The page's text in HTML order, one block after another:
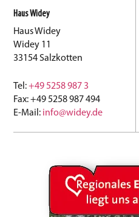
Haus Widey
Haus Widey
Widey 11
33154 Salzkotten
Tel:+49 5258 987 3
Fax: +49 5258 987 494
E-Mail: info@widey.de